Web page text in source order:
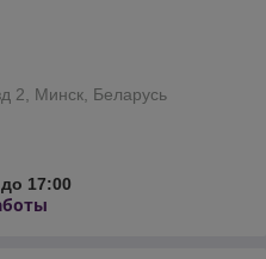
2, Минск, Беларусь
17:00